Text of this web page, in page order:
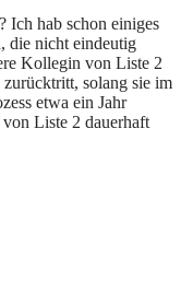
Ich hab schon einiges
die nicht eindeutig
Kollegin von Liste 2
zurücktritt, solang sie im
etwa ein Jahr
Liste 2 dauerhaft